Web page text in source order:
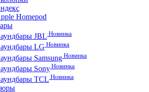
Homepod
JBL Новинка
LG Новинка
SamsungНовинка
Sony Новинка
TCL Новинка